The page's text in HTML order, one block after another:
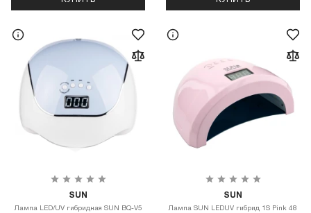
SUN
Лампа LED/UV гибридная SUN BQ-V5
SUN
Лампа SUN LEDUV гибрид 1S Pink 48